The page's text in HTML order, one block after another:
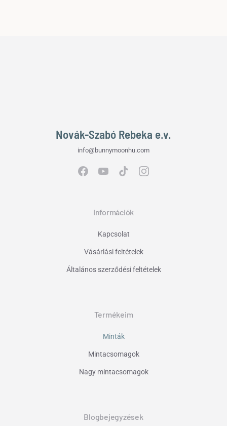
Novák-Szabó Rebeka e.v.
info@bunnymoonhu.com
Információk
Kapcsolat
Vásárlási feltételek
Általános szerződési feltételek
Termékeim
Minták
Mintacsomagok
Nagy mintacsomagok
Blogbejegyzések